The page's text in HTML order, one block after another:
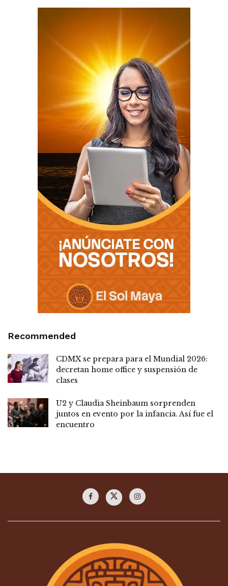
Recommended
CDMX se prepara para el Mundial 2026:
decretan home office y suspensión de
clases
U2 y Claudia Sheinbaum sorprenden
juntos en evento por la infancia. Así fue el
encuentro